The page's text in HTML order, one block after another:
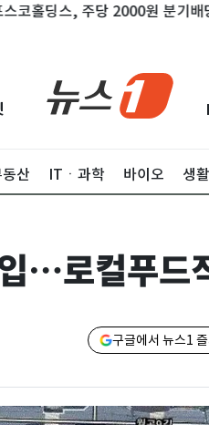
딩스, 주당 2000원 분기배당
산 ITㆍ과학 바이오 생
…로컬푸드
구글에서 뉴스1